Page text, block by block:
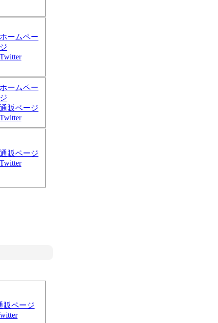
ホームペー
ジ
Twitter
ホームペー
ジ
通販ページ
Twitter
通販ページ
Twitter
販ページ